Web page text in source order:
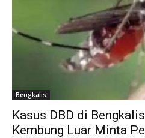
Bengkalis
Kasus DBD di
Kembung Luar Minta